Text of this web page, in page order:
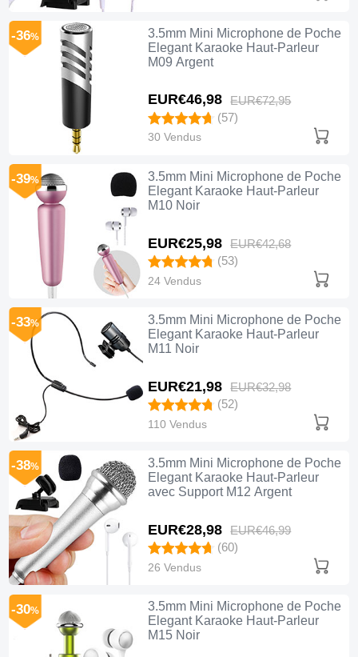
3.5mm Mini Microphone de Poche
Elegant Karaoke Haut-Parleur
M09 Argent
EUR€46,98 EUR€72,95
-36%
(57)
30 Vendus
3.5mm Mini Microphone de Poche
Elegant Karaoke Haut-Parleur
M10 Noir
EUR€25,98 EUR€42,68
-39%
(53)
24 Vendus
3.5mm Mini Microphone de Poche
Elegant Karaoke Haut-Parleur
M11 Noir
EUR€21,98 EUR€32,98
-33%
(52)
110 Vendus
3.5mm Mini Microphone de Poche
Elegant Karaoke Haut-Parleur
avec Support M12 Argent
EUR€28,98 EUR€46,99
-38%
(60)
26 Vendus
3.5mm Mini Microphone de Poche
Elegant Karaoke Haut-Parleur
M15 Noir
-30%